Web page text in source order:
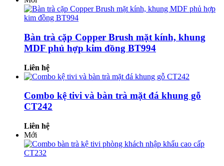
Bàn trà cặp Copper Brush mặt kính, khung
MDF phủ hợp kim đồng BT994
Liên hệ
Combo kệ tivi và bàn trà mặt đá khung gỗ
CT242
Liên hệ
Mới